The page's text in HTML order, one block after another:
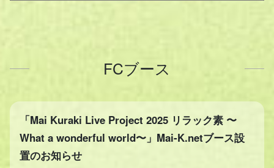
FCブース
「Mai Kuraki Live Project 2025 リラック素 〜
What a wonderful world〜」Mai-K.netブース設
置のお知らせ